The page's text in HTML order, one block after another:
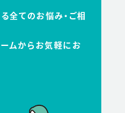
全てのお悩み・ご相
ムからお気軽にお